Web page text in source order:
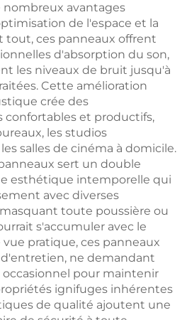
nombreux avantages
de l'espace et la
tout, ces panneaux offrent
d'absorption du son,
les niveaux de bruit jusqu'à
Cette amélioration
crée des
et productifs,
les studios
salles de cinéma à domicile.
sert un double
esthétique intemporelle qui
avec diverses
toute poussière ou
s'accumuler avec le
pratique, ces panneaux
ne demandant
pour maintenir
ignifuges inhérentes
de qualité ajoutent une